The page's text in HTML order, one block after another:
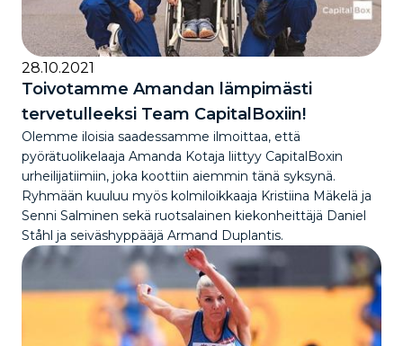
28.10.2021
Toivotamme Amandan lämpimästi
tervetulleeksi Team CapitalBoxiin!
Olemme iloisia saadessamme ilmoittaa, että
pyörätuolikelaaja Amanda Kotaja liittyy CapitalBoxin
urheilijatiimiin, joka koottiin aiemmin tänä syksynä.
Ryhmään kuuluu myös kolmiloikkaaja Kristiina Mäkelä ja
Senni Salminen sekä ruotsalainen kiekonheittäjä Daniel
Ståhl ja seiväshyppääjä Armand Duplantis.